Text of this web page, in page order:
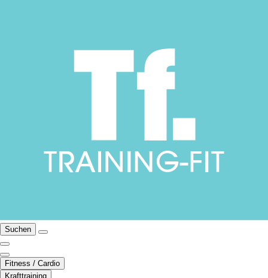
Suchen
Fitness / Cardio
Krafttraining